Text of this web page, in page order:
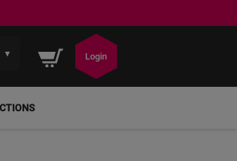
▾ Mein Warenkorb
Login